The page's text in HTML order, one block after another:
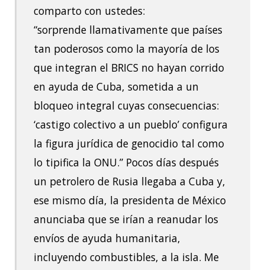
comparto con ustedes:
“sorprende llamativamente que países
tan poderosos como la mayoría de los
que integran el BRICS no hayan corrido
en ayuda de Cuba, sometida a un
bloqueo integral cuyas consecuencias:
‘castigo colectivo a un pueblo’ configura
la figura jurídica de genocidio tal como
lo tipifica la ONU.” Pocos días después
un petrolero de Rusia llegaba a Cuba y,
ese mismo día, la presidenta de México
anunciaba que se irían a reanudar los
envíos de ayuda humanitaria,
incluyendo combustibles, a la isla. Me